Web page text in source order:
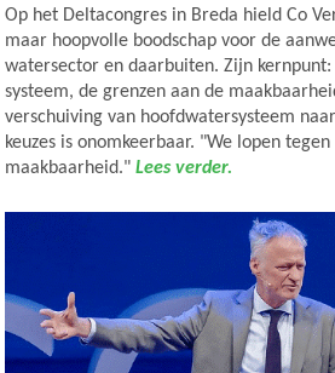
Op het Deltacongres in Breda hield Co
maar hoopvolle boodschap voor de
watersector en daarbuiten. Zijn
systeem, de grenzen aan de
verschuiving van hoofdwatersysteem
keuzes is onomkeerbaar. "We lopen
maakbaarheid." Lees verder.